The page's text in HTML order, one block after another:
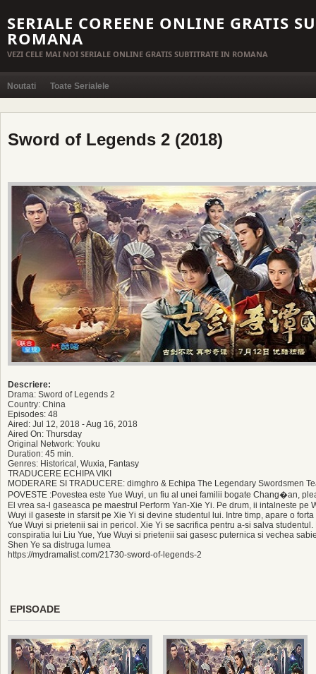
SERIALE COREENE ONLINE GRATIS
ROMANA
VEZI CELE MAI NOI SERIALE ONLINE GRATIS SUBTITRATE IN ROMANA
Noutati Toate Serialele
Sword of Legends 2 (2018)
Descriere:
Drama: Sword of Legends 2
Country: China
Episodes: 48
Aired: Jul 12, 2018 - Aug 16, 2018
Aired On: Thursday
Original Network: Youku
Duration: 45 min.
Genres: Historical, Wuxia, Fantasy
TRADUCERE ECHIPA VIKI
MODERARE SI TRADUCERE: dimghro & Echipa The Legendary Swordsmen
POVESTE :Povestea este Yue Wuyi, un fiu al unei familii bogate Chang�an,
El vrea sa-l gaseasca pe maestrul Perform Yan-Xie Yi. Pe drum, ii intalneste pe
Wuyi il gaseste in sfarsit pe Xie Yi si devine studentul lui. Intre timp, apare o
Yue Wuyi si prietenii sai in pericol. Xie Yi se sacrifica pentru a-si salva
conspiratia lui Liu Yue, Yue Wuyi si prietenii sai gasesc puternica si vechea
Shen Ye sa distruga lumea
https://mydramalist.com/21730-sword-of-legends-2
EPISOADE